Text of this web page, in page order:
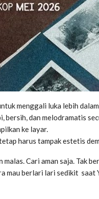
menggali luka lebih
bersih, dan melodramatis
ke layar.
harus tampak estetis
Cari aman saja. Tak
mau berlari lari sedikit saat